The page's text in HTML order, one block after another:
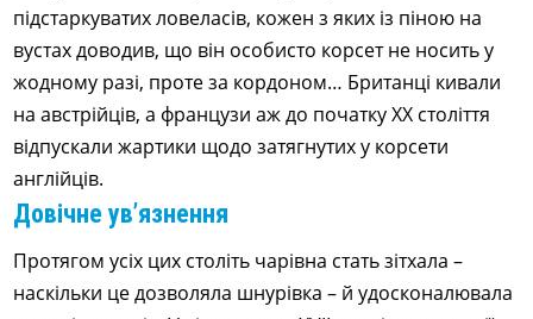
підстаркуватих ловеласів, кожен з яких із піною на
вустах доводив, що він особисто корсет не носить у
жодному разі, проте за кордоном… Британці кивали
на австрійців, а французи аж до початку ХХ століття
відпускали жартики щодо затягнутих у корсети
англійців.
Довічне ув’язнення
Протягом усіх цих століть чарівна стать зітхала –
наскільки це дозволяла шнурівка – й удосконалювала